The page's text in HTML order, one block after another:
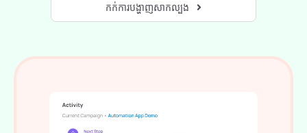
កក់ការបង្ហាញសាកល្បង